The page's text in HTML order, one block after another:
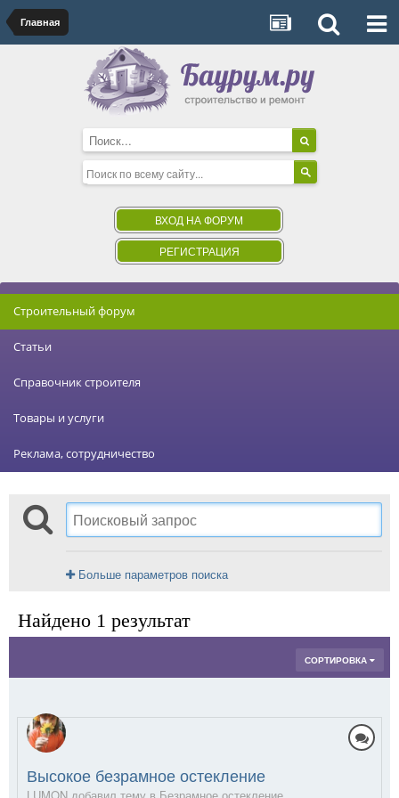
Главная
ВХОД НА ФОРУМ
РЕГИСТРАЦИЯ
Строительный форум
Статьи
Справочник строителя
Товары и услуги
Реклама, сотрудничество
Больше параметров поиска
Найдено 1 результат
СОРТИРОВКА
Высокое безрамное остекление